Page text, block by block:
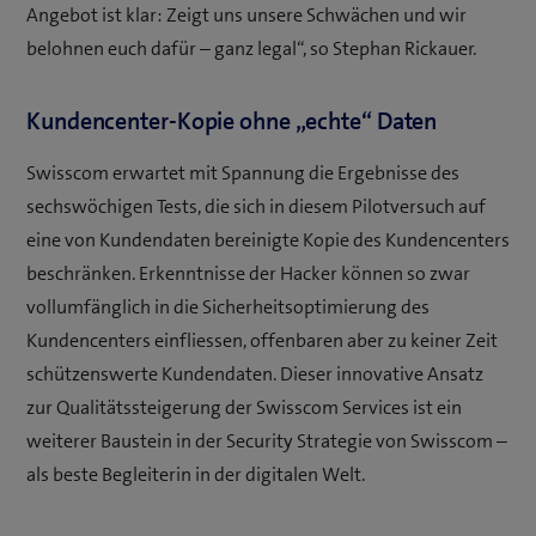
Angebot ist klar: Zeigt uns unsere Schwächen und wir
belohnen euch dafür – ganz legal“, so Stephan Rickauer.
Kundencenter-Kopie ohne „echte“ Daten
Swisscom erwartet mit Spannung die Ergebnisse des
sechswöchigen Tests, die sich in diesem Pilotversuch auf
eine von Kundendaten bereinigte Kopie des Kundencenters
beschränken. Erkenntnisse der Hacker können so zwar
vollumfänglich in die Sicherheitsoptimierung des
Kundencenters einfliessen, offenbaren aber zu keiner Zeit
schützenswerte Kundendaten. Dieser innovative Ansatz
zur Qualitätssteigerung der Swisscom Services ist ein
weiterer Baustein in der Security Strategie von Swisscom –
als beste Begleiterin in der digitalen Welt.